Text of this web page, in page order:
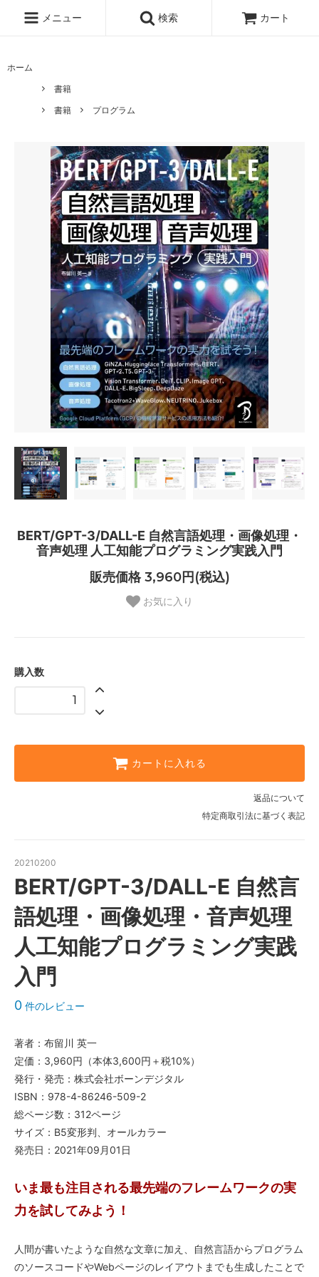
メニュー 検索 カート
ホーム
書籍
書籍
プログラム
BERT/GPT-3/DALL-E 自然言語処理・画像処理・
音声処理 人工知能プログラミング実践入門
販売価格 3,960円(税込)
お気に入り
購入数
カートに入れる
返品について
特定商取引法に基づく表記
20210200
BERT/GPT-3/DALL-E 自然言
語処理・画像処理・音声処理
人工知能プログラミング実践
入門
0 件のレビュー
著者：布留川 英一
定価：3,960円（本体3,600円＋税10%）
発行・発売：株式会社ボーンデジタル
ISBN：978-4-86246-509-2
総ページ数：312ページ
サイズ：B5変形判、オールカラー
発売日：2021年09月01日
いま最も注目される最先端のフレームワークの実
力を試してみよう！
人間が書いたような自然な文章に加え、自然言語からプログラム
のソースコードやWebページのレイアウトまでも生成したことで